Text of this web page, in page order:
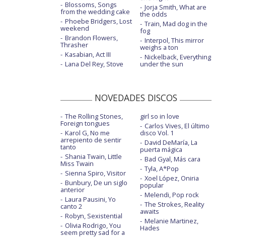
Blossoms, Songs
from the wedding cake
Phoebe Bridgers, Lost
weekend
Brandon Flowers,
Thrasher
Kasabian, Act III
Lana Del Rey, Stove
Jorja Smith, What are
the odds
Train, Mad dog in the
fog
Interpol, This mirror
weighs a ton
Nickelback, Everything
under the sun
NOVEDADES DISCOS
The Rolling Stones,
Foreign tongues
Karol G, No me
arrepiento de sentir
tanto
Shania Twain, Little
Miss Twain
Sienna Spiro, Visitor
Bunbury, De un siglo
anterior
Laura Pausini, Yo
canto 2
Robyn, Sexistential
Olivia Rodrigo, You
seem pretty sad for a
girl so in love
Carlos Vives, El último
disco Vol. 1
David DeMaría, La
puerta mágica
Bad Gyal, Más cara
Tyla, A*Pop
Xoel López, Oniria
popular
Melendi, Pop rock
The Strokes, Reality
awaits
Melanie Martinez,
Hades